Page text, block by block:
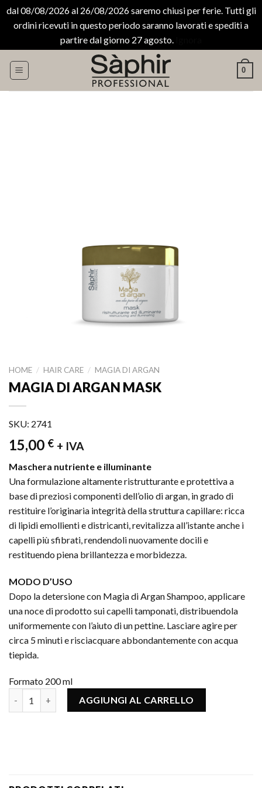
dal 08/08/2026 al 26/08/2026 saremo chiusi per ferie. Tutti gli
ordini ricevuti in questo periodo saranno lavorati e spediti a
partire dal giorno 27 agosto.
0
HOME / HAIR CARE / MAGIA DI ARGAN
MAGIA DI ARGAN MASK
SKU: 2741
15,00 € + IVA
Maschera nutriente e illuminante
Una formulazione altamente ristrutturante e protettiva a
base di preziosi componenti dell’olio di argan, in grado di
restituire l’originaria integrità della struttura capillare: ricca
di lipidi emollienti e districanti, revitalizza all’istante anche i
capelli più sfibrati, rendendoli nuovamente docili e
restituendo piena brillantezza e morbidezza.
MODO D’USO
Dopo la detersione con Magia di Argan Shampoo, applicare
una noce di prodotto sui capelli tamponati, distribuendola
uniformemente con l’aiuto di un pettine. Lasciare agire per
circa 5 minuti e risciacquare abbondantemente con acqua
tiepida.
Formato 200 ml
AGGIUNGI AL CARRELLO